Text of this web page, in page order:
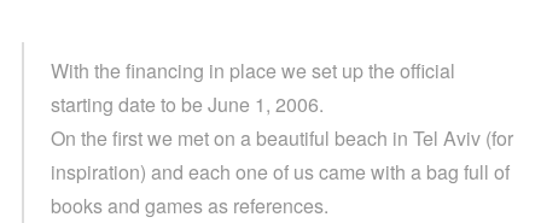
With the financing in place we set up the official
starting date to be June 1, 2006.
On the first we met on a beautiful beach in Tel Aviv (for
inspiration) and each one of us came with a bag full of
books and games as references.